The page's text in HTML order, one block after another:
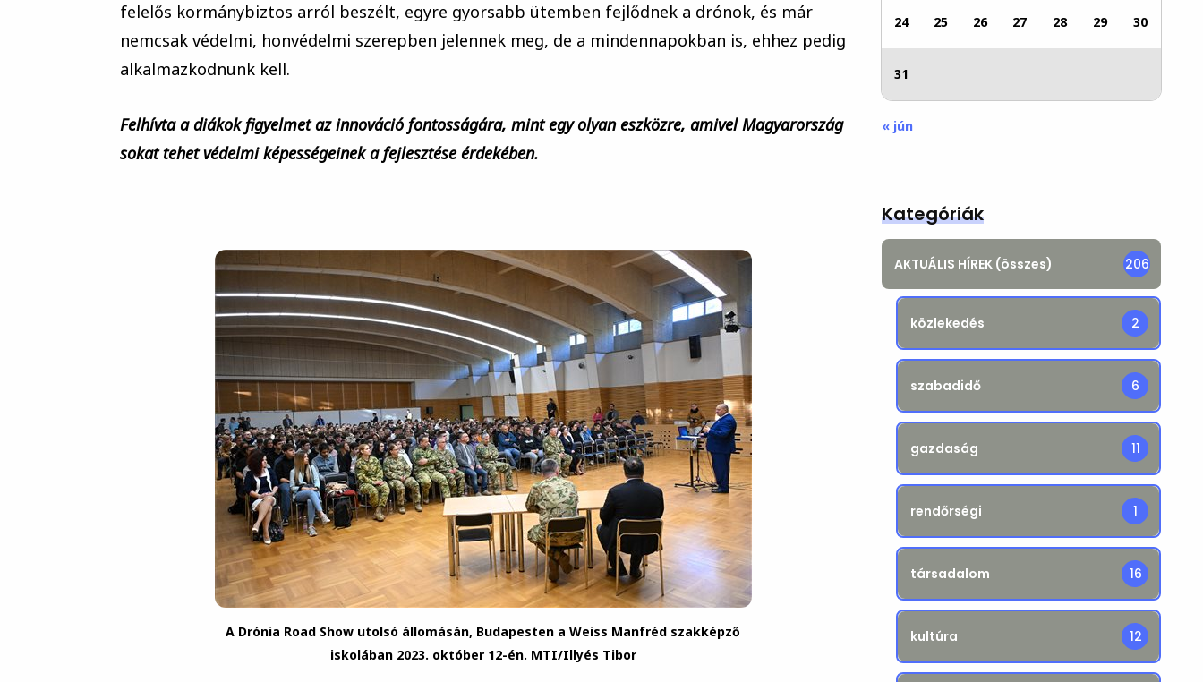
felelős kormánybiztos arról beszélt, egyre gyorsabb ütemben fejlődnek a drónok, és már
nemcsak védelmi, honvédelmi szerepben jelennek meg, de a mindennapokban is, ehhez pedig
alkalmazkodnunk kell.
Felhívta a diákok figyelmet az innováció fontosságára, mint egy olyan eszközre, amivel Magyarország
sokat tehet védelmi képességeinek a fejlesztése érdekében.
A Drónia Road Show utolsó állomásán, Budapesten a Weiss Manfréd szakképző
iskolában 2023. október 12-én. MTI/Illyés Tibor
24 25 26 27 28 29 30
31
« jún
Kategóriák
AKTUÁLIS HÍREK (összes) 206
közlekedés 2
szabadidő 6
gazdaság 11
rendőrségi 1
társadalom 16
kultúra 12